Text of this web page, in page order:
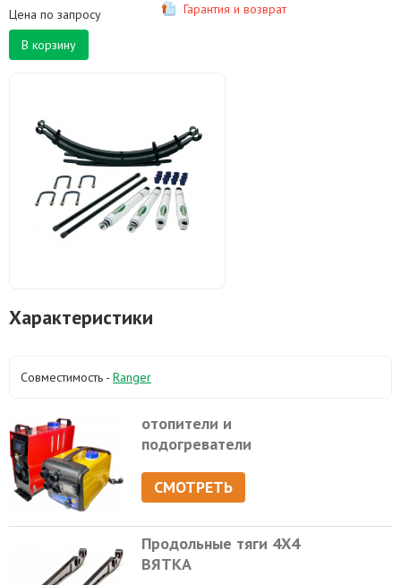
Цена по запросу
В корзину
Гарантия и возврат
Характеристики
Совместимость - Ranger
отопители и
подогреватели
СМОТРЕТЬ
Продольные тяги 4Х4
ВЯТКА